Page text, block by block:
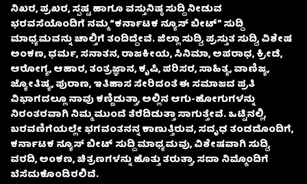
ನಿಖರ, ಪ್ರಖರ, ಸ್ಪಷ್ಟ ಹಾಗೂ ವಸ್ತುನಿಷ್ಠ ಸುದ್ದಿ ನೀಡುವ
ಭರವಸೆಯೊಂದಿಗೆ ನಮ್ಮ “ಕರ್ನಾಟಕ ನ್ಯೂಸ್ ಬೀಟ್” ಸುದ್ದಿ
ಮಾಧ್ಯಮವನ್ನು ಚಾಲ್ತಿಗೆ ತಂದಿದ್ದೇವೆ. ಜಿಲ್ಲಾ ಸುದ್ದಿ, ಪ್ರಸ್ತುತ ಸುದ್ದಿ, ವಿಶೇಷ
ಅಂಕಣ, ಧರ್ಮ, ಸನಾತನ, ರಾಜಕೀಯ, ಸಿನಿಮಾ, ಅಪರಾಧ, ಕ್ರೀಡೆ,
ಆರೋಗ್ಯ, ಆಹಾರ, ತಂತ್ರಜ್ಞಾನ, ಕೃಷಿ, ಪರಿಸರ, ಸಾಹಿತ್ಯ, ವಾಣಿಜ್ಯ,
ಜ್ಯೋತಿಷ್ಯ, ಪುರಾಣ, ಇತಿಹಾಸ ಸೇರಿದಂತೆ ಈ ಸಮಾಜದ ಪ್ರತಿ
ವಿಭಾಗದಲ್ಲೂ ನಾವು ಕಣ್ಣಿಡುತ್ತಾ, ಅಲ್ಲಿನ ಆಗು-ಹೋಗುಗಳನ್ನು
ನಿರಂತರವಾಗಿ ನಿಮ್ಮ ಮುಂದೆ ತೆರೆದಿಡುತ್ತಾ ಸಾಗುತ್ತೇವೆ. ಒಟ್ಟಿನಲ್ಲಿ,
ಬರವಣಿಗೆಯಲ್ಲೇ ಭಗವಂತನನ್ನ ಕಾಣುತ್ತಿರುವ, ಸದೃಢ ತಂಡದೊಂದಿಗೆ,
ಕರ್ನಾಟಕ ನ್ಯೂಸ್ ಬೀಟ್ ಸುದ್ದಿ ಮಾಧ್ಯಮವು, ವಿಶೇಷವಾಗಿ ಸುದ್ದಿ,
ವರದಿ, ಅಂಕಣ, ಚಿತ್ರಣಗಳನ್ನು ಹೊತ್ತು ತರುತ್ತಾ, ಸದಾ ನಿಮ್ಮೊಂದಿಗೆ
ಬೆಸೆದುಕೊಂಡಿರಲಿದೆ.